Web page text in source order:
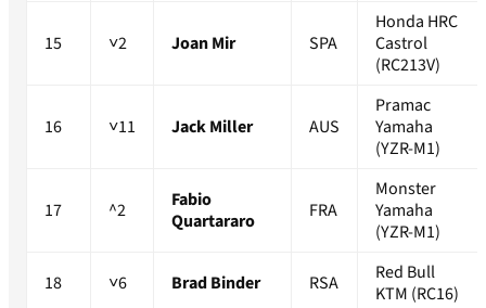
15 ˅2 Joan Mir SPA
Honda HRC
Castrol
(RC213V)
16 ˅11 Jack Miller AUS
Pramac
Yamaha
(YZR-M1)
17 ^2
Fabio
Quartararo
FRA
Monster
Yamaha
(YZR-M1)
18 ˅6 Brad Binder RSA
Red Bull
KTM (RC16)